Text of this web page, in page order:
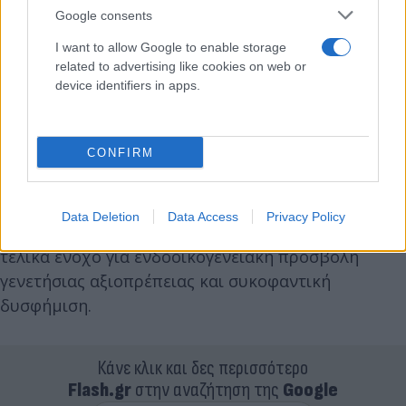
Google consents
I want to allow Google to enable storage
related to advertising like cookies on web or
device identifiers in apps.
CONFIRM
Data Deletion Data Access Privacy Policy
Στην απολογία του αρνήθηκε πως έστειλε ο ίδιος
τα βίντεο, την ύπαρξη των οποίων, σύμφωνα με
όσα είπε, αγνοούσε μέχρι την καταγγελία της
τελικά ένοχο για ενδοοικογενειακή προσβολή
γενετήσιας αξιοπρέπειας και συκοφαντική
δυσφήμιση.
Κάνε κλικ και δες περισσότερο
Flash.grστην αναζήτηση της Google